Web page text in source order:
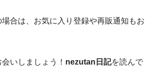
場合は、お気に入り登録や再販通知もお
いしましょう！ nezutan日記を読んで